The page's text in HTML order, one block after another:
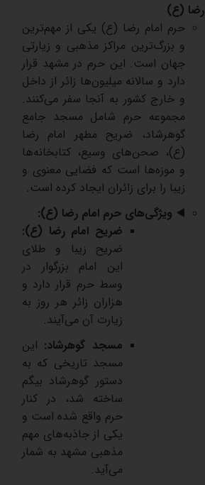
رضا (ع)
حرم امام رضا (ع) یکی از مهم‌ترین
و بزرگ‌ترین مراکز مذهبی و زیارتی
جهان است. این حرم در مشهد قرار
دارد و سالانه میلیون‌ها زائر از داخل
و خارج کشور به آنجا سفر می‌کنند.
مجموعه حرم شامل مسجد جامع
گوهرشاد،
ضریح مطهر امام رضا
(ع)، صحن‌های وسیع، کتابخانه‌ها
و موزه‌ها است که فضایی معنوی و
زیبا را برای زائران ایجاد کرده است.
◀️ ویژگی‌های حرم امام رضا (ع)
:
ضریح امام رضا (ع)
:
ضریح زیبا و طلای
این
امام بزرگوار
در
وسط حرم قرار دارد و
هزاران زائر هر روز به
زیارت آن می‌آیند.
مسجد گوهرشاد: این
مسجد تاریخی که به
دستور گوهرشاد بیگم
ساخته شد، در کنار
حرم واقع شده است و
یکی از جاذبه‌های مهم
مذهبی مشهد به شمار
می‌آید.